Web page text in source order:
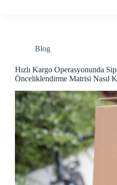
Blog
Hızlı Kargo Operasyonunda
Önceliklendirme Matrisi Nasıl